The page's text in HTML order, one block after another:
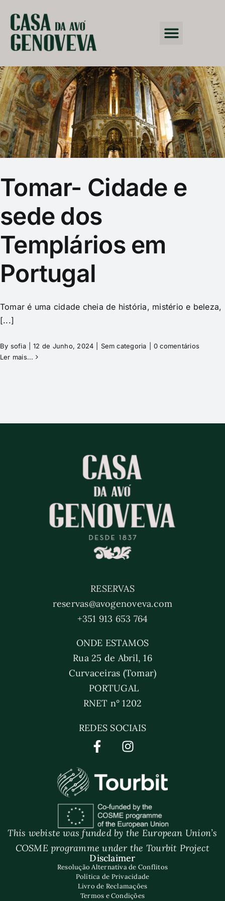
Tomar- Cidade e
sede dos
Templários em
Portugal
Tomar é uma cidade cheia de história, mistério e beleza,
[...]
By sofia 12 de Junho, 2024 Sem categoria
0 comentários
Ler mais...
RESERVAS
reservas@avogenoveva.com
+351 913 653 764
ONDE ESTAMOS
Rua 25 de Abril, 16
Curvaceiras (Tomar)
PORTUGAL
RNET n° 1202
REDES SOCIAIS
This webiste was funded by the European Union’s
COSME programme under the Tourbit Project
Disclaimer
Resolução Alternativa de Conflitos
Política de Privacidade
Livro de Reclamações
Termos e Condições